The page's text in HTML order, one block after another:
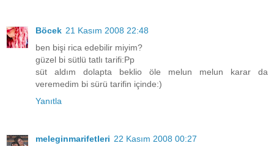
Böcek 21 Kasım 2008 22:48
ben bişi rica edebilir miyim?
güzel bi sütlü tatlı tarifi:Pp
süt aldım dolapta beklio öle melun melun karar da
veremedim bi sürü tarifin içinde:)
Yanıtla
meleginmarifetleri 22 Kasım 2008 00:27